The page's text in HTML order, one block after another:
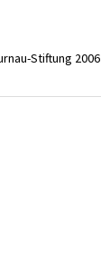
Stiftung 2006